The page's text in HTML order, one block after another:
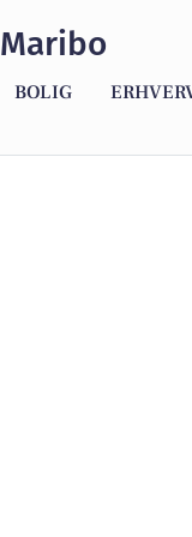
Maribo
BOLIG